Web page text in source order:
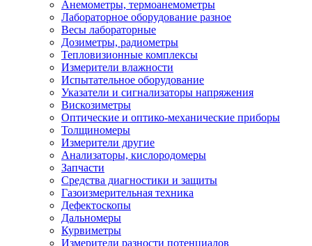
Анемометры, термоанемометры
Лабораторное оборудование разное
Весы лабораторные
Дозиметры, радиометры
Тепловизионные комплексы
Измерители влажности
Испытательное оборудование
Указатели и сигнализаторы напряжения
Вискозиметры
Оптические и оптико-механические приборы
Толщиномеры
Измерители другие
Анализаторы, кислородомеры
Запчасти
Средства диагностики и защиты
Газоизмерительная техника
Дефектоскопы
Дальномеры
Курвиметры
Измерители разности потенциалов